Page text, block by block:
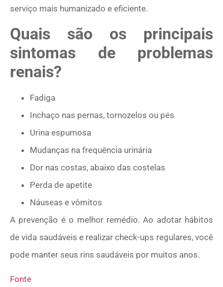
serviço mais humanizado e eficiente.
Quais são os principais
sintomas de problemas
renais?
Fadiga
Inchaço nas pernas, tornozelos ou pés
Urina espumosa
Mudanças na frequência urinária
Dor nas costas, abaixo das costelas
Perda de apetite
Náuseas e vômitos
A prevenção é o melhor remédio. Ao adotar hábitos
de vida saudáveis e realizar check-ups regulares, você
pode manter seus rins saudáveis por muitos anos.
Fonte